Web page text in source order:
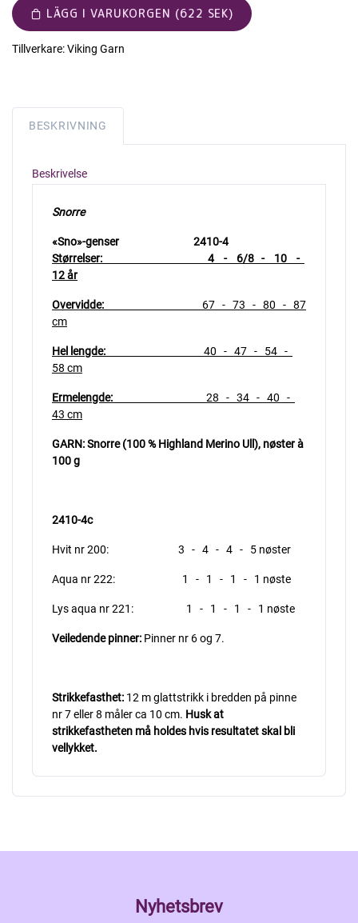
LÄGG I VARUKORGEN (622 SEK)
Tillverkare:Viking Garn
BESKRIVNING
Beskrivelse
Snorre
«Sno»-genser 2410-4
Størrelser:
4 - 6/8 - 10 -
12 år
Overvidde: 67 - 73 - 80 - 87
cm
Hel lengde: 40 - 47 - 54 -
58 cm
Ermelengde: 28 - 34 - 40 -
43 cm
GARN: Snorre (100 % Highland Merino Ull), nøster à
100 g
2410-4c
Hvit nr 200: 3 - 4 - 4 - 5 nøster
Aqua nr 222: 1 - 1 - 1 - 1 nøste
Lys aqua nr 221: 1 - 1 - 1 - 1 nøste
Veiledende pinner: Pinner nr 6 og 7.
Strikkefasthet: 12 m glattstrikk i bredden på pinne
nr 7 eller 8 måler ca 10 cm. Husk at
strikkefastheten må holdes hvis resultatet skal bli
vellykket.
Nyhetsbrev